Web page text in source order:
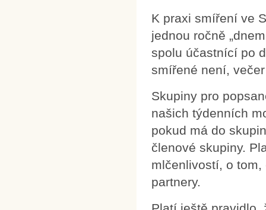
K praxi smíření ve
jednou ročně
spolu účastnící po
smířené není,
Skupiny pro
našich týdenních
pokud má do
členové skupiny.
mlčenlivostí, o
partnery.